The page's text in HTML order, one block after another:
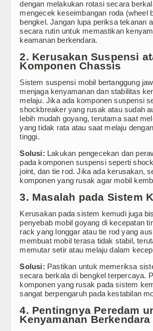
PRODUCT
STEREO WAREHOUSE
STEREO NETWORK
Video
Home Audio & Visual
Shop
dengan melakukan rotasi secara
mengecek keseimbangan roda (wheel
bengkel. Jangan lupa periksa tekanan
secara rutin untuk memastikan
keamanan berkendara.
2. Kerusakan Suspensi
Komponen Chassis
Sistem suspensi mobil bertanggung
menjaga kenyamanan dan stabilitas
melaju. Jika ada komponen suspensi
shockbreaker yang rusak atau sudah
lebih mudah goyang, terutama saat
yang tidak rata atau saat melaju
tinggi.
Solusi: Lakukan pengecekan dan
pada komponen suspensi seperti
joint, dan tie rod. Jika ada kerusakan,
komponen yang rusak agar mobil
3. Masalah pada Sistem
Kerusakan pada sistem kemudi juga
penyebab mobil goyang di kecepatan
rack yang longgar atau tie rod yang
membuat mobil terasa tidak stabil,
memutar setir atau melaju dalam
Solusi: Pastikan untuk memeriksa
secara berkala di bengkel terpercaya.
komponen yang rusak pada sistem
sangat berpengaruh pada kestabilan
4. Pentingnya Peredam
Kenyamanan Berkendara